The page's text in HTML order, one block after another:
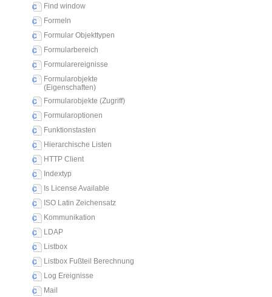
Find window
Formeln
Formular Objekttypen
Formularbereich
Formularereignisse
Formularobjekte
(Eigenschaften)
Formularobjekte (Zugriff)
Formularoptionen
Funktionstasten
Hierarchische Listen
HTTP Client
Indextyp
Is License Available
ISO Latin Zeichensatz
Kommunikation
LDAP
Listbox
Listbox Fußteil Berechnung
Log Ereignisse
Mail